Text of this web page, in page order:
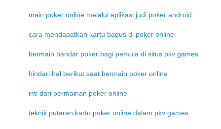
main poker online melalui aplikasi judi poker android
cara mendapatkan kartu bagus di poker online
bermain bandar poker bagi pemula di situs pkv games
hindari hal berikut saat bermain poker online
inti dari permainan poker online
teknik putaran kartu poker online dalam pkv games